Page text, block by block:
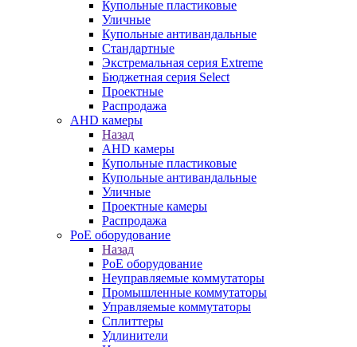
Купольные пластиковые
Уличные
Купольные антивандальные
Стандартные
Экстремальная серия Extreme
Бюджетная серия Select
Проектные
Распродажа
AHD камеры
Назад
AHD камеры
Купольные пластиковые
Купольные антивандальные
Уличные
Проектные камеры
Распродажа
PoE оборудование
Назад
PoE оборудование
Неуправляемые коммутаторы
Промышленные коммутаторы
Управляемые коммутаторы
Сплиттеры
Удлинители